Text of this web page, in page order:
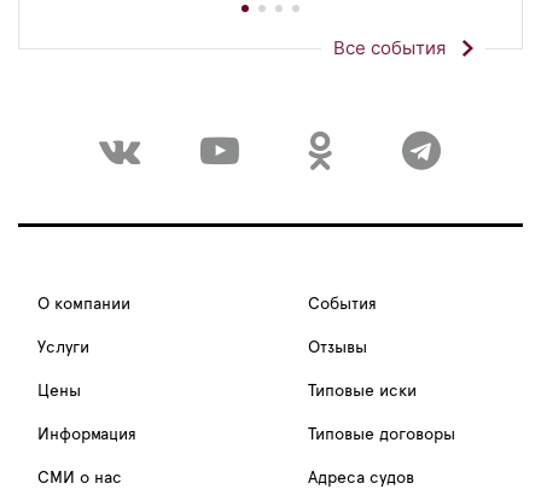
Все события
О компании
Услуги
Цены
Информация
СМИ о нас
События
Отзывы
Типовые иски
Типовые договоры
Адреса судов